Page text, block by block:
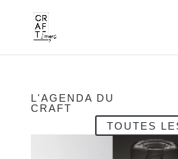
L'AGENDA DU
CRAFT
TOUTES